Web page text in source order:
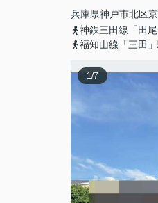
兵庫県神戸市北区
神鉄三田線「田
福知山線「三田
1/7